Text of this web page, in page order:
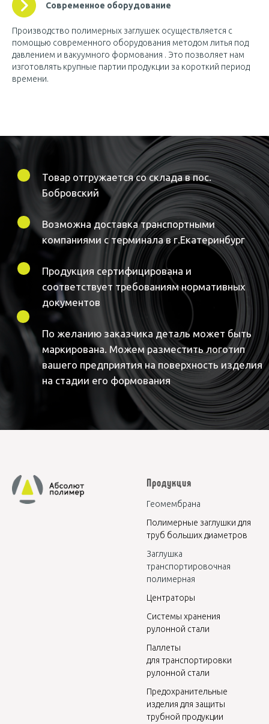
Современное оборудование
Производство полимерных заглушек осуществляется с
помощью современного оборудования методом литья под
давлением и вакуумного формования . Это позволяет нам
изготовлять крупные партии продукции за короткий период
времени.
Продукция
Геомембрана
Полимерные заглушки для
труб больших диаметров
Заглушка
транспортировочная
полимерная
Центраторы
Системы хранения
рулонной стали
Паллеты
для транспортировки
рулонной стали
Предохранительные
изделия для защиты
трубной продукции